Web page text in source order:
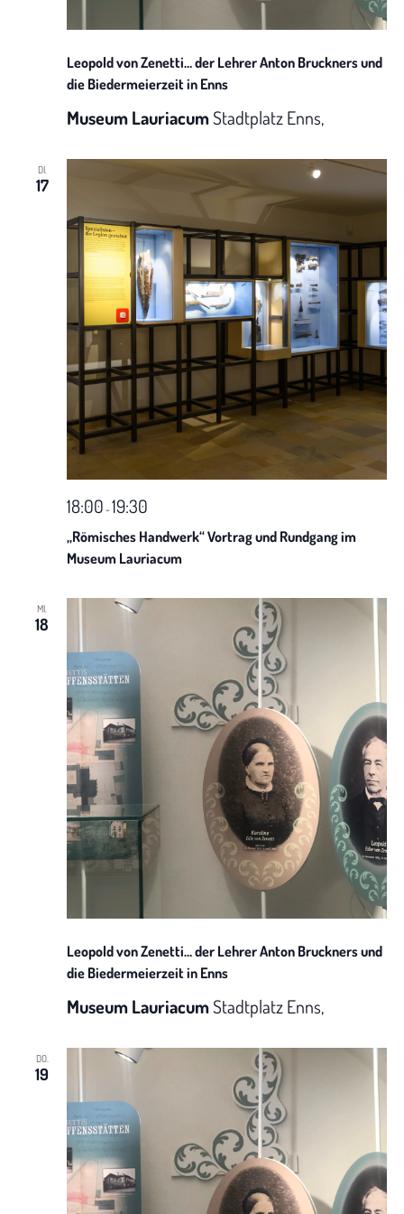
a
v
g
a
i
o
n
t
u
A
n
s
i
c
h
t
e
N
a
v
i
g
a
t
i
o
Leopold von Zenetti… der Lehrer Anton Bruckners und
die Biedermeierzeit in Enns
Museum LauriacumStadtplatz Enns,
DI.
17
„Römisches Handwerk“ Vortrag und Rundgang im
Museum Lauriacum
18:00 - 19:30
MI.
18
Leopold von Zenetti… der Lehrer Anton Bruckners und
die Biedermeierzeit in Enns
Museum LauriacumStadtplatz Enns,
DO.
19